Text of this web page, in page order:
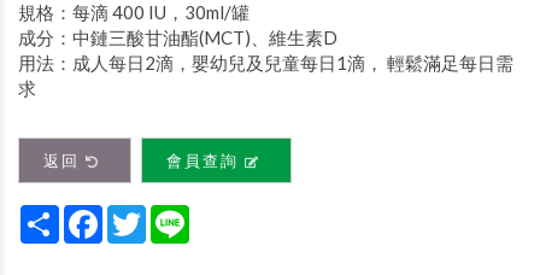
規格：每滴 400 IU，30ml/罐
成分：中鏈三酸甘油酯(MCT)、維生素D
用法：成人每日2滴，嬰幼兒及兒童每日1滴， 輕鬆滿足每日需
求
返回 會員查詢
Share Facebook
Twitter